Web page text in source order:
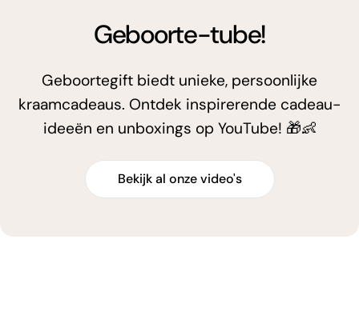
Geboorte-tube!
Geboortegift biedt unieke, persoonlijke
kraamcadeaus. Ontdek inspirerende cadeau-
ideeën en unboxings op YouTube! 🎁👶
Bekijk al onze video's